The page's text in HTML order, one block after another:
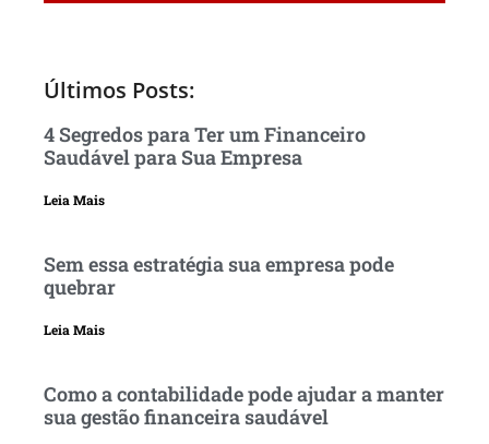
Últimos Posts:
4 Segredos para Ter um Financeiro
Saudável para Sua Empresa
Leia Mais
Sem essa estratégia sua empresa pode
quebrar
Leia Mais
Como a contabilidade pode ajudar a manter
sua gestão financeira saudável